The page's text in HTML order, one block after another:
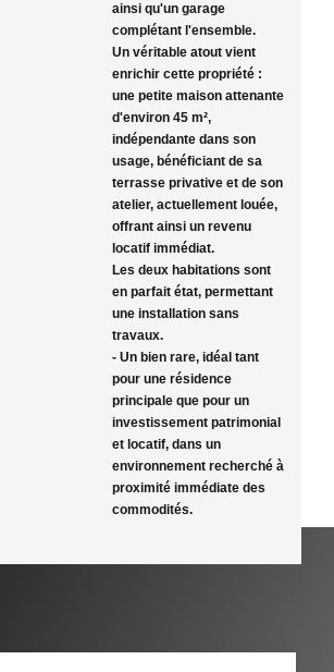
ainsi qu'un garage
complétant l'ensemble.
Un véritable atout vient
enrichir cette propriété :
une petite maison attenante
d'environ 45 m²,
indépendante dans son
usage, bénéficiant de sa
terrasse privative et de son
atelier, actuellement louée,
offrant ainsi un revenu
locatif immédiat.
Les deux habitations sont
en parfait état, permettant
une installation sans
travaux.
- Un bien rare, idéal tant
pour une résidence
principale que pour un
investissement patrimonial
et locatif, dans un
environnement recherché à
proximité immédiate des
commodités.